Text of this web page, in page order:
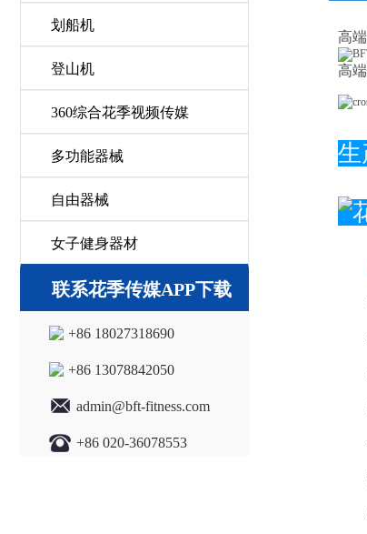
划船机
登山机
360综合花季视频传媒
多功能器械
自由器械
女子健身器材
联系花季传媒APP下载
+86 18027318690
+86 13078842050
admin@bft-fitness.com
+86 020-36078553
高
高
生
2.
3.
3.
4.
5.
6.